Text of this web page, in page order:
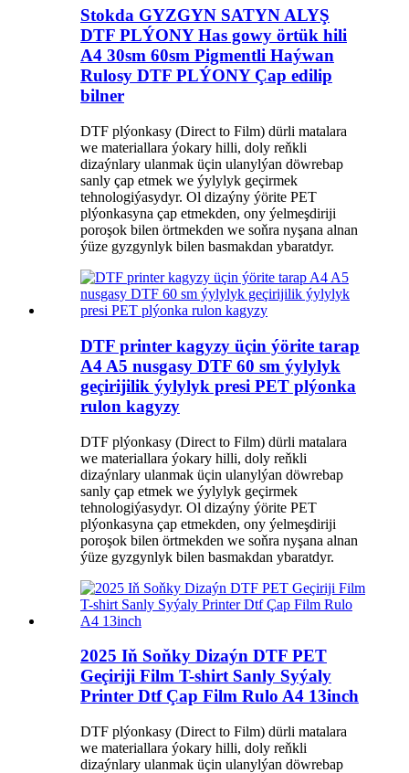
Stokda GYZGYN SATYN ALYŞ
DTF PLÝONY Has gowy örtük hili
A4 30sm 60sm Pigmentli Haýwan
Rulosy DTF PLÝONY Çap edilip
bilner
DTF plýonkasy (Direct to Film) dürli matalara
we materiallara ýokary hilli, doly reňkli
dizaýnlary ulanmak üçin ulanylýan döwrebap
sanly çap etmek we ýylylyk geçirmek
tehnologiýasydyr. Ol dizaýny ýörite PET
plýonkasyna çap etmekden, ony ýelmeşdiriji
poroşok bilen örtmekden we soňra nyşana alnan
ýüze gyzgynlyk bilen basmakdan ybaratdyr.
DTF printer kagyzy üçin ýörite tarap
A4 A5 nusgasy DTF 60 sm ýylylyk
geçirijilik ýylylyk presi PET plýonka
rulon kagyzy
DTF plýonkasy (Direct to Film) dürli matalara
we materiallara ýokary hilli, doly reňkli
dizaýnlary ulanmak üçin ulanylýan döwrebap
sanly çap etmek we ýylylyk geçirmek
tehnologiýasydyr. Ol dizaýny ýörite PET
plýonkasyna çap etmekden, ony ýelmeşdiriji
poroşok bilen örtmekden we soňra nyşana alnan
ýüze gyzgynlyk bilen basmakdan ybaratdyr.
2025 Iň Soňky Dizaýn DTF PET
Geçiriji Film T-shirt Sanly Syýaly
Printer Dtf Çap Film Rulo A4 13inch
DTF plýonkasy (Direct to Film) dürli matalara
we materiallara ýokary hilli, doly reňkli
dizaýnlary ulanmak üçin ulanylýan döwrebap